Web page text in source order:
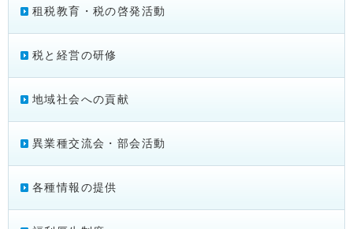
租税教育・税の啓発活動
税と経営の研修
地域社会への貢献
異業種交流会・部会活動
各種情報の提供